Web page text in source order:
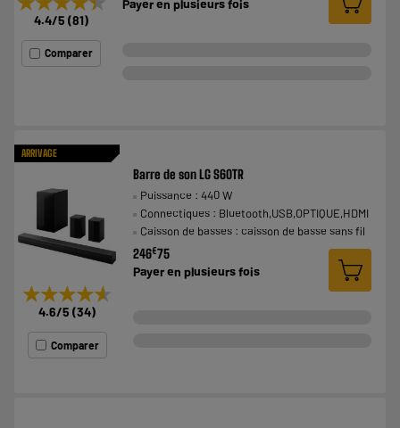
4.4/5 (81)
Comparer
Payer en plusieurs fois
ARRIVAGE
★★★★★
★★★★★
4.6/5 (34)
Comparer
Barre de son LG S60TR
Puissance : 440 W
Connectiques : Bluetooth,USB,OPTIQUE,HDMI
Caisson de basses : caisson de basse sans fil
246€75
Payer en plusieurs fois